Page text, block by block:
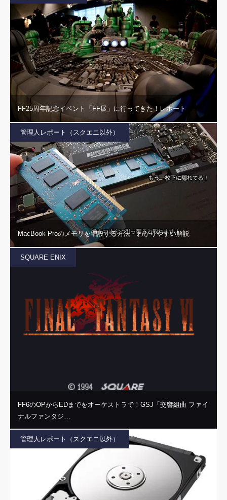
FF25周年記念イベント「FF展」に行ってきた！レポート
管理人レポート（スクエニ以外）
MacBook Proのメモリを増設する方法 わかりやすい解説
SQUARE ENIX
FF6のOPからEDまでをオーケストラで！GSJ「交響組曲 ファイ
ナルファンタジ…
管理人レポート（スクエニ以外）